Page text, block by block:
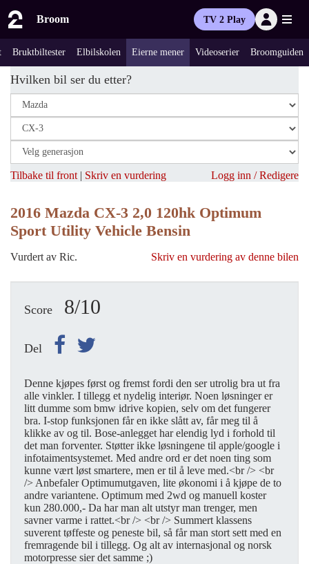
Broom TV 2 Play
Bruktbiltester Elbilskolen Eierne mener Videoserier Broomguiden
Hvilken bil ser du etter?
Tilbake til front | Skriv en vurdering Logg inn / Redigere
2016 Mazda CX-3 2,0 120hk Optimum
Sport Utility Vehicle Bensin
Vurdert av Ric. Skriv en vurdering av denne bilen
Score 8/10
Del
Denne kjøpes først og fremst fordi den ser utrolig bra ut fra
alle vinkler. I tillegg et nydelig interiør. Noen løsninger er
litt dumme som bmw idrive kopien, selv om det fungerer
bra. I-stop funksjonen får en ikke slått av, får meg til å
klikke av og til. Bose-anlegget har elendig lyd i forhold til
det man forventer. Støtter ikke løsningene til apple/google i
infotaimentsystemet. Med andre ord er det noen ting som
kunne vært løst smartere, men er til å leve med.<br /> <br
/> Anbefaler Optimumutgaven, lite økonomi i å kjøpe de to
andre variantene. Optimum med 2wd og manuell koster
kun 280.000,- Da har man alt utstyr man trenger, men
savner varme i rattet.<br /> <br /> Summert klassens
suverent tøffeste og peneste bil, så får man stort sett med en
fremragende bil i tillegg. Og alt av internasjonal og norsk
motorpresse sier det samme ;)